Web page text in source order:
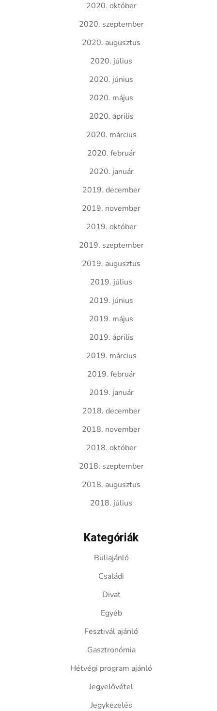
2020. október
2020. szeptember
2020. augusztus
2020. július
2020. június
2020. május
2020. április
2020. március
2020. február
2020. január
2019. december
2019. november
2019. október
2019. szeptember
2019. augusztus
2019. július
2019. június
2019. május
2019. április
2019. március
2019. február
2019. január
2018. december
2018. november
2018. október
2018. szeptember
2018. augusztus
2018. július
Kategóriák
Buliajánló
Családi
Divat
Egyéb
Fesztivál ajánló
Gasztronómia
Hétvégi program ajánló
Jegyelővétel
Jegykezelés